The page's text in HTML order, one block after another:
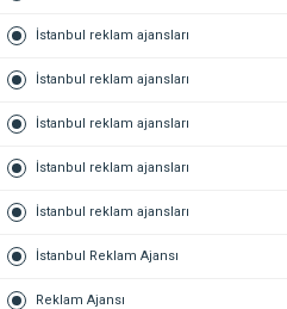
İstanbul reklam ajansları
İstanbul reklam ajansları
İstanbul reklam ajansları
İstanbul reklam ajansları
İstanbul reklam ajansları
İstanbul Reklam Ajansı
Reklam Ajansı